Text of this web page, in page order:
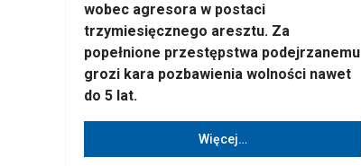
wobec agresora w postaci
trzymiesięcznego aresztu. Za
popełnione przestępstwa podejrzanemu
grozi kara pozbawienia wolności nawet
do 5 lat.
Więcej…